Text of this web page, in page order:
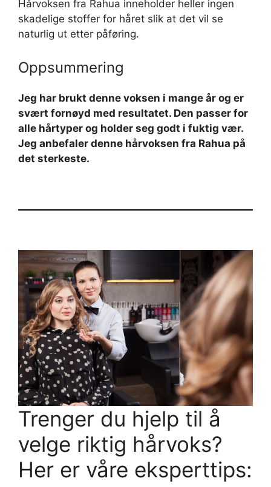
Hårvoksen fra Rahua inneholder heller ingen
skadelige stoffer for håret slik at det vil se
naturlig ut etter påføring.
Oppsummering
Jeg har brukt denne voksen i mange år og er
svært fornøyd med resultatet. Den passer for
alle hårtyper og holder seg godt i fuktig vær.
Jeg anbefaler denne hårvoksen fra Rahua på
det sterkeste.
Trenger du hjelp til å
velge riktig hårvoks?
Her er våre eksperttips: